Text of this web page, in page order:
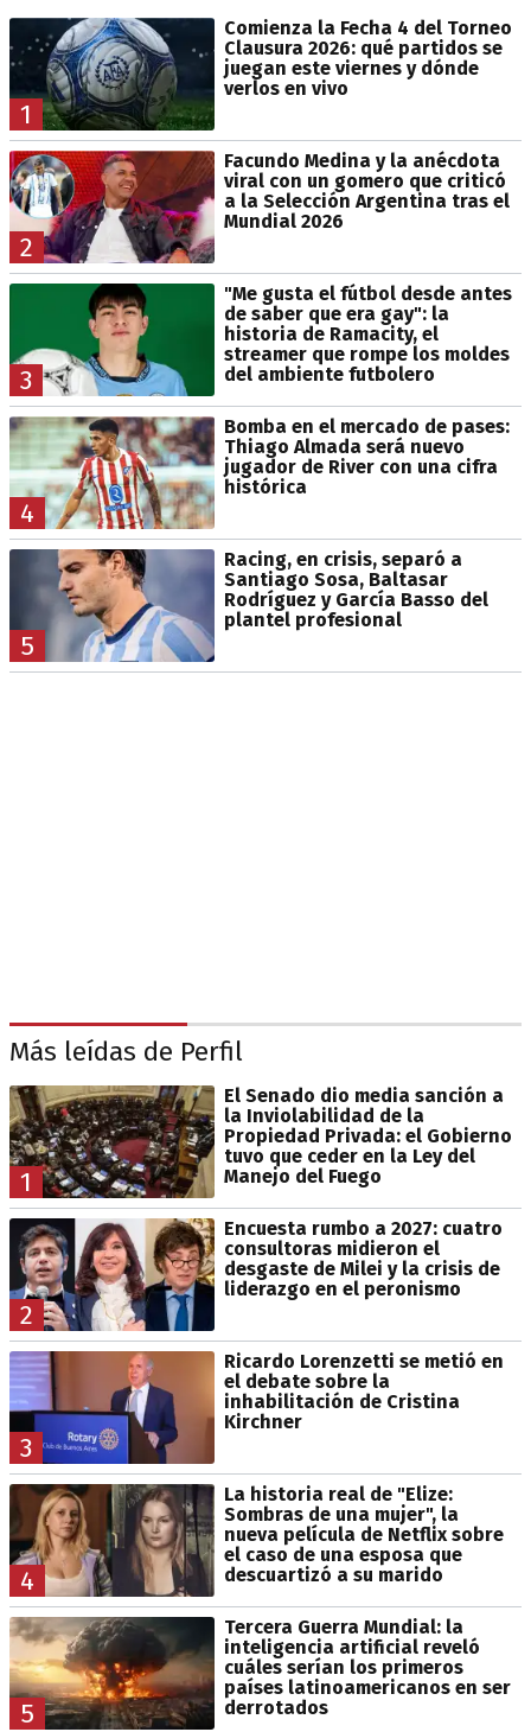
1
Comienza la Fecha 4 del Torneo
Clausura 2026: qué partidos se
juegan este viernes y dónde
verlos en vivo
2
Facundo Medina y la anécdota
viral con un gomero que criticó
a la Selección Argentina tras el
Mundial 2026
3
"Me gusta el fútbol desde antes
de saber que era gay": la
historia de Ramacity, el
streamer que rompe los moldes
del ambiente futbolero
4
Bomba en el mercado de pases:
Thiago Almada será nuevo
jugador de River con una cifra
histórica
5
Racing, en crisis, separó a
Santiago Sosa, Baltasar
Rodríguez y García Basso del
plantel profesional
Más leídas de Perfil
1
El Senado dio media sanción a
la Inviolabilidad de la
Propiedad Privada: el Gobierno
tuvo que ceder en la Ley del
Manejo del Fuego
2
Encuesta rumbo a 2027: cuatro
consultoras midieron el
desgaste de Milei y la crisis de
liderazgo en el peronismo
3
Ricardo Lorenzetti se metió en
el debate sobre la
inhabilitación de Cristina
Kirchner
4
La historia real de "Elize:
Sombras de una mujer", la
nueva película de Netflix sobre
el caso de una esposa que
descuartizó a su marido
5
Tercera Guerra Mundial: la
inteligencia artificial reveló
cuáles serían los primeros
países latinoamericanos en ser
derrotados